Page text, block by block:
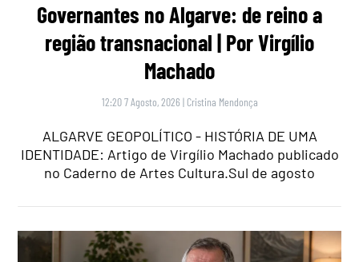
Governantes no Algarve: de reino a
região transnacional | Por Virgílio
Machado
12:20 7 Agosto, 2026 | Cristina Mendonça
ALGARVE GEOPOLÍTICO - HISTÓRIA DE UMA
IDENTIDADE: Artigo de Virgílio Machado publicado
no Caderno de Artes Cultura.Sul de agosto